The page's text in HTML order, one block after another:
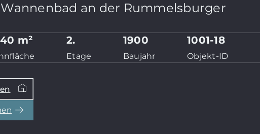
an der Rummelsburger
m² 2.
Etage
1900
Baujahr
1001-18
Objekt-ID